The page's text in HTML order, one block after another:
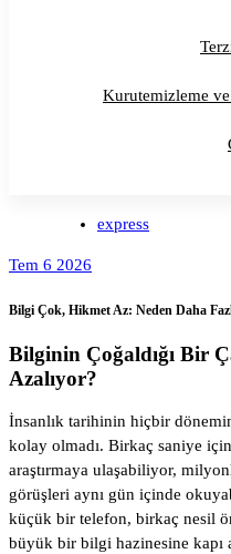
Kurutemizleme
express
Tem 6 2026
Bilgi Çok, Hikmet Az: Neden Daha
Bilginin Çoğaldığı Bir
Azalıyor?
İnsanlık tarihinin hiçbir
kolay olmadı. Birkaç saniye
araştırmaya ulaşabiliyor,
görüşleri aynı gün içinde
küçük bir telefon, birkaç nesil
büyük bir bilgi hazinesine kapı